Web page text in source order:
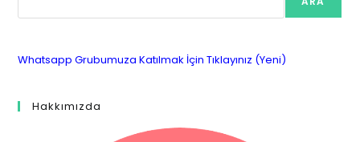
Whatsapp Grubumuza Katılmak İçin Tıklayınız (Yeni)
Hakkımızda